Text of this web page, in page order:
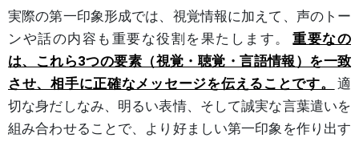
実際の第一印象形成では、視覚情報に加えて、声のトー
ンや話の内容も重要な役割を果たします。
重要なの
は、これら3つの要素（視覚・聴覚・言語情報）を一致
させ、相手に正確なメッセージを伝えることです。
適
切な身だしなみ、明るい表情、そして誠実な言葉遣いを
組み合わせることで、より好ましい第一印象を作り出す